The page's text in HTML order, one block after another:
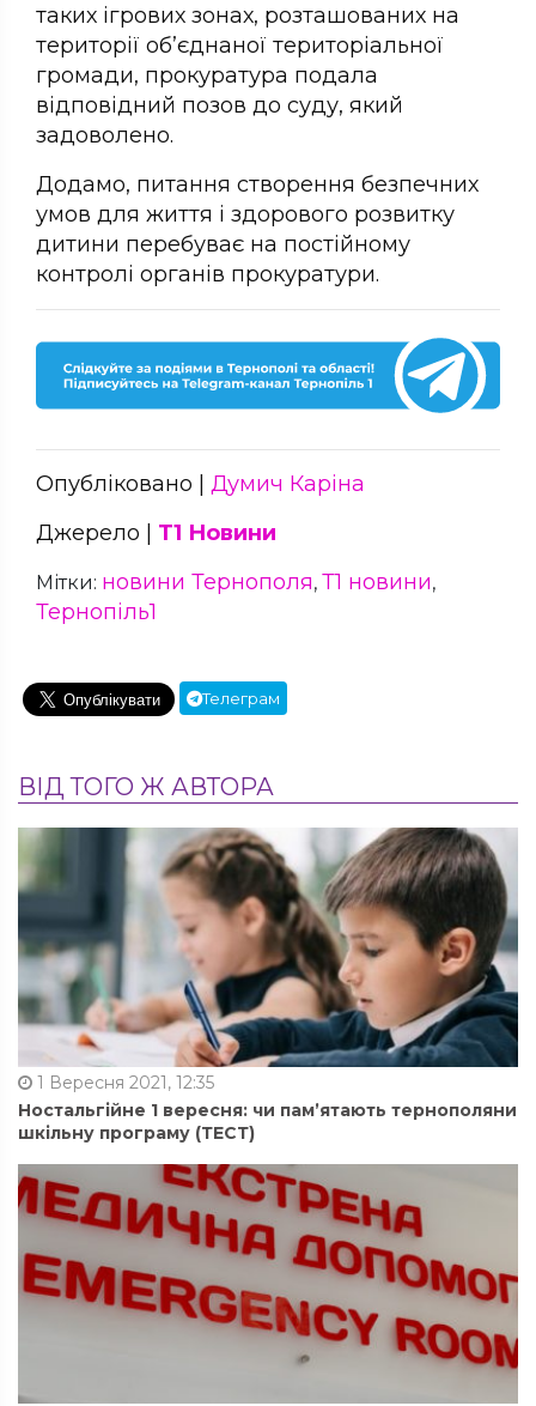
таких ігрових зонах, розташованих на
території об’єднаної територіальної
громади, прокуратура подала
відповідний позов до суду, який
задоволено.
Додамо, питання створення безпечних
умов для життя і здорового розвитку
дитини перебуває на постійному
контролі органів прокуратури.
Опубліковано | Думич Каріна
Джерело | Т1 Новини
Мітки: новини Тернополя, Т1 новини,
Тернопіль1
Телеграм
ВІД ТОГО Ж АВТОРА
1 Вересня 2021, 12:35
Ностальгійне 1 вересня: чи пам’ятають тернополяни
шкільну програму (ТЕСТ)